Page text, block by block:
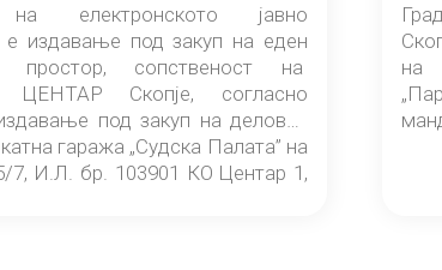
електронското јавно
издавање под закуп на еден
сопственост на
Скопје, согласно
под закуп на деловен
гаража „Судска Палата” на
7, И.Л. бр. 103901 КО Центар 1,
на